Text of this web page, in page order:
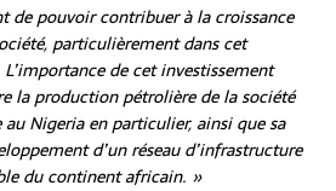
de pouvoir contribuer à la croissance
particulièrement dans cet
de cet investissement
la production pétrolière de la société
au Nigeria en particulier, ainsi que sa
d’un réseau d’infrastructure
du continent africain. »